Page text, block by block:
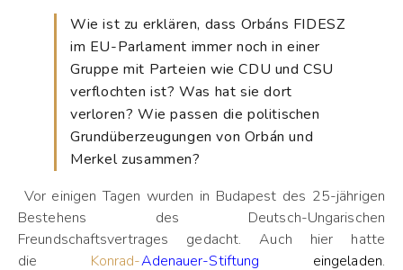
Wie ist zu erklären, dass Orbáns FIDESZ
im EU-Parlament immer noch in einer
Gruppe mit Parteien wie CDU und CSU
verflochten ist? Was hat sie dort
verloren? Wie passen die politischen
Grundüberzeugungen von Orbán und
Merkel zusammen?
Vor einigen Tagen wurden in Budapest des 25-jährigen
Bestehens des Deutsch-Ungarischen
Freundschaftsvertrages gedacht. Auch hier hatte
die Konrad-Adenauer-Stiftung eingeladen.